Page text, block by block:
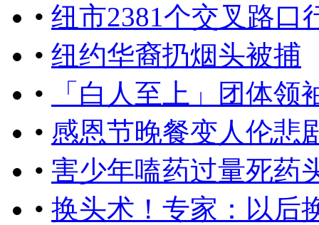
• 纽市2381个交叉路口
• 纽约华裔扔烟头被捕
•
「白人至上」团体
• 感恩节晚餐变人伦悲
• 害少年嗑药过量死药
• 换头术！专家：以后